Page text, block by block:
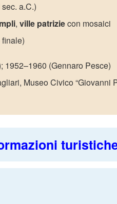
a.C.)
,ville patriziecon mosaici
1952–1960 (Gennaro Pesce)
Museo Civico “Giovanni